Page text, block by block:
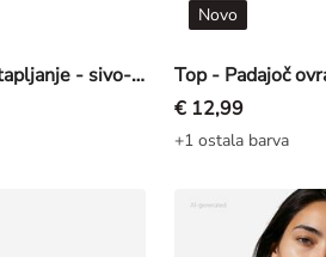
Športne hlače - Potapljanje - sivo-bež
Novo
€ 12,99
+1 ostala barva